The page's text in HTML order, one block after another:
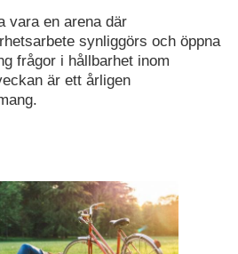
vara en arena där
synliggörs och öppna
frågor i hållbarhet inom
är ett årligen